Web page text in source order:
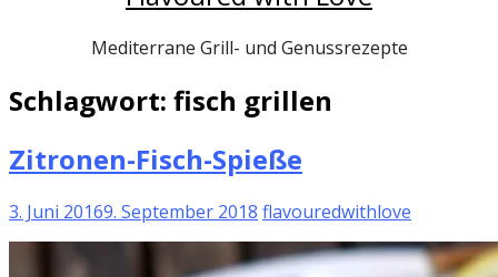
Mediterrane Grill- und Genussrezepte
Schlagwort: fisch grillen
Zitronen-Fisch-Spieße
3. Juni 20169. September 2018 flavouredwithlove